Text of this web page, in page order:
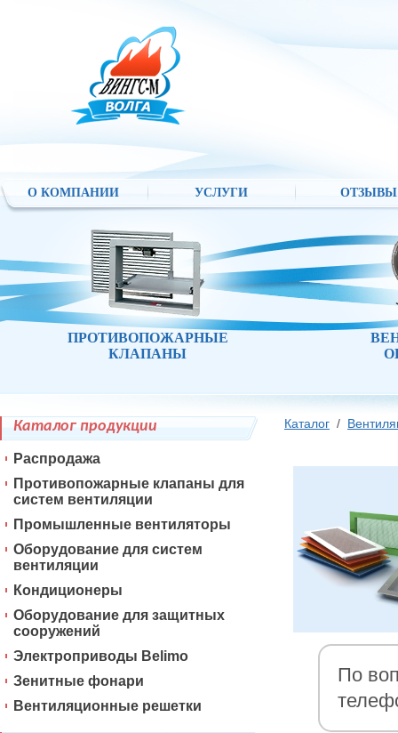
О КОМПАНИИ УСЛУГИ ОТЗЫВЫ
ПРОТИВОПОЖАРНЫЕ
КЛАПАНЫ
Каталог /
По
Каталог продукции
Распродажа
Противопожарные клапаны для
систем вентиляции
Промышленные вентиляторы
Оборудование для систем
вентиляции
Кондиционеры
Оборудование для защитных
сооружений
Электроприводы Belimo
Зенитные фонари
Вентиляционные решетки